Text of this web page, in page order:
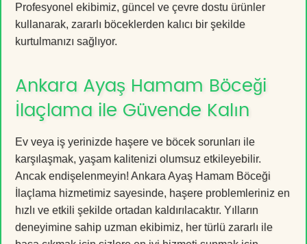
Profesyonel ekibimiz, güncel ve çevre dostu ürünler
kullanarak, zararlı böceklerden kalıcı bir şekilde
kurtulmanızı sağlıyor.
Ankara Ayaş Hamam Böceği
İlaçlama ile Güvende Kalın
Ev veya iş yerinizde haşere ve böcek sorunları ile
karşılaşmak, yaşam kalitenizi olumsuz etkileyebilir.
Ancak endişelenmeyin! Ankara Ayaş Hamam Böceği
İlaçlama hizmetimiz sayesinde, haşere problemleriniz en
hızlı ve etkili şekilde ortadan kaldırılacaktır. Yılların
deneyimine sahip uzman ekibimiz, her türlü zararlı ile